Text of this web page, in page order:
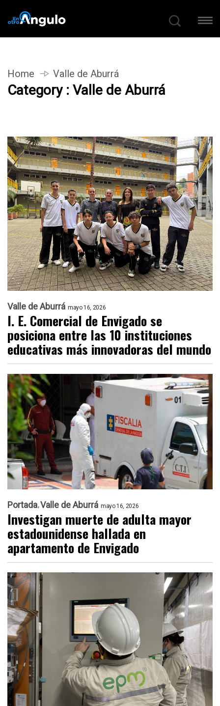
Home Valle de Aburrá
Category : Valle de Aburrá
Valle de Aburrá mayo 16, 2026
I. E. Comercial de Envigado se
posiciona entre las 10 instituciones
educativas más innovadoras del mundo
Portada Valle de Aburrá mayo 16, 2026
Investigan muerte de adulta mayor
estadounidense hallada en
apartamento de Envigado